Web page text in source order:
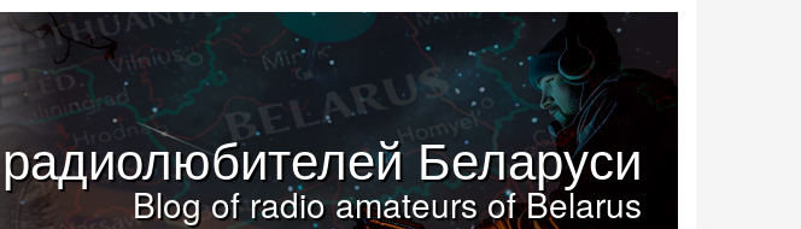
Беларуси
Blog of radio amateurs of Belarus